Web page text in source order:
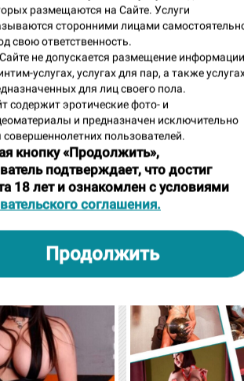
размещаются на Сайте. Услуги
сторонними лицами
свою ответственность.
не допускается размещение информации
услугах, услугах для пар, а также
для лиц своего пола.
содержит эротические фото- и
и предназначен исключительно
совершеннолетних пользователей.
кнопку «Продолжить»,
подтверждает, что достиг
18 лет и ознакомлен с условиями
соглашения.
Продолжить
для удобства я публикую в
телеграм-каналах.
Следите за обновлениями!
каналы Дона Массажио
ЗАПИСИ В